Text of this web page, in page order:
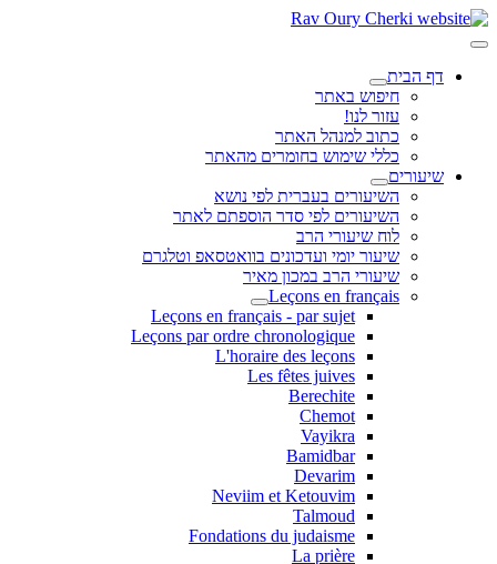
דף הבית
חיפוש באתר
עזור לנו!
כתוב למנהל האתר
כללי שימוש בחומרים מהאתר
שיעורים
השיעורים בעברית לפי נושא
השיעורים לפי סדר הוספתם לאתר
לוח שיעורי הרב
שיעור יומי ועדכונים בוואטסאפ וטלגרם
שיעורי הרב במכון מאיר
Leçons en français
Leçons en français - par sujet
Leçons par ordre chronologique
L'horaire des leçons
Les fêtes juives
Berechite
Chemot
Vayikra
Bamidbar
Devarim
Neviim et Ketouvim
Talmoud
Fondations du judaisme
La prière